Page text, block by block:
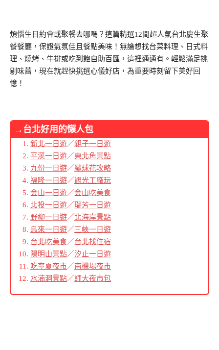
煩惱生日約會或聚餐去哪嗎？這篇精選12間超人氣台北慶生聚
餐餐廳，保證氣氛佳且餐點美味！無論想找台菜料理、日式料
理、燒烤、牛排或吃到飽自助百匯，這裡通通有。輕鬆滿足挑
剔味蕾，現在就趕快挑選心儀好店，為重要時刻留下美好回
憶！
→台北好用的懶人包
新北一日遊／親子一日遊
平溪一日遊／東北角景點
九份一日遊／繡球花攻略
福隆一日遊／觀光工廠玩
金山一日遊／金山吃美食
北投一日遊／瑞芳一日遊
野柳一日遊／北海岸景點
烏來一日遊／三峽一日遊
台北吃美食／台北找住宿
陽明山景點／汐止一日遊
吃寧夏夜市／南機場夜市
水湳洞景點／師大夜市包